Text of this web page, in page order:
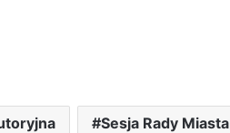
Sesja Rady Miasta